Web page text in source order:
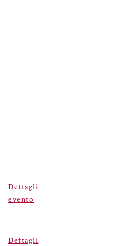
Dettagli
evento
Dettagli